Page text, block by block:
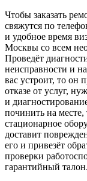
Чтобы заказать
свяжутся по
и удобное время
Москвы со всем
Проведёт
неисправности и
вас устроит, то он
отказе от услуг,
и
починить на месте,
стационарное
доставит
его и привезёт
проверки
гарантийный талон.